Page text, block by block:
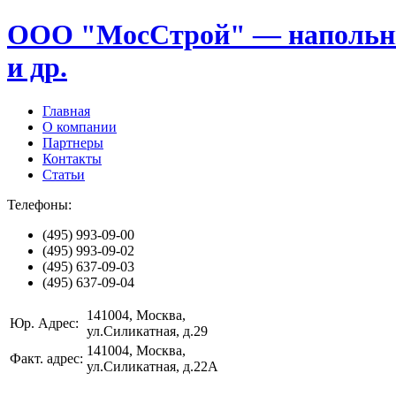
ООО "МосСтрой" —
и др.
Главная
О компании
Партнеры
Контакты
Статьи
Телефоны:
(495) 993-09-00
(495) 993-09-02
(495) 637-09-03
(495) 637-09-04
Юр. Адрес:
141004, Москва,
ул.Силикатная, д.29
Факт. адрес:
141004, Москва,
ул.Силикатная, д.22А